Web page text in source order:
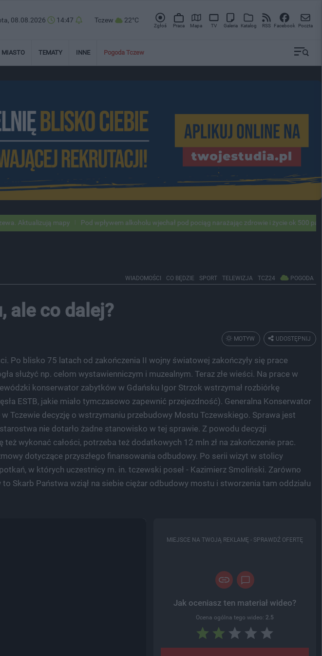
08.08.2026 14:47 Tczew 22°C
Zgłoś Praca Mapa TV Galeria Katalog RSS Facebook Poczta
MIASTO TEMATY INNE Pogoda Tczew
mapy Pod wpływem alkoholu wjechał pod pociąg narażając zdrowie i życie ok 500 pasażerów!
WIADOMOŚCI CO BĘDZIE SPORT TELEWIZJA TCZ24 POGODA
ale co dalej?
UDOSTĘPNIJ
MOTYW
Po blisko 75 latach od zakończenia II wojny światowej zakończyły się prace
służyć np. celom wystawienniczym i muzealnym. Teraz złe wieści. Na prace w
konserwator zabytków w Gdańsku Igor Strzok wstrzymał rozbiórkę
ESTB, jakie miało tymczasowo zapewnić przejezdność). Generalna Konserwator
Tczewie decyzję o wstrzymaniu przebudowy Mostu Tczewskiego. Sprawa jest
nie dotarło żadne stanowisko w tej sprawie. Z powodu decyzji
wykonać całości, potrzeba też dodatkowych 12 mln zł na zakończenie prac.
dotyczące przyszłego finansowania odbudowy. Po serii wizyt w stolicy
w których uczestnicy m. in. tczewski poseł - Kazimierz Smoliński. Zarówno
Skarb Państwa wziął na siebie ciężar odbudowy mostu i stworzenia tam oddziału
MIEJSCE NA TWOJĄ REKLAMĘ - SPRAWDŹ OFERTĘ
Jak oceniasz ten materiał wideo?
Ocena ogólna tego wideo: 2.5